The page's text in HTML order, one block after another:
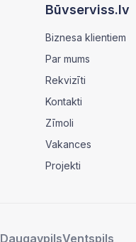
Būvserviss.lv
Biznesa klientiem
Par mums
Rekvizīti
Kontakti
Zīmoli
Vakances
Projekti
DaugavpilsVentspils